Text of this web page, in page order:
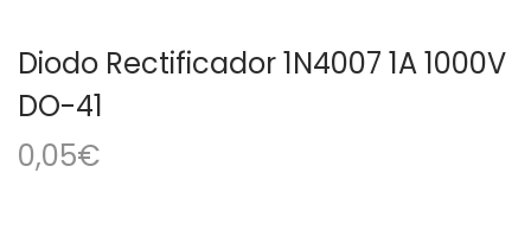
Diodo Rectificador 1N4007 1A 1000V
DO-41
0,05€